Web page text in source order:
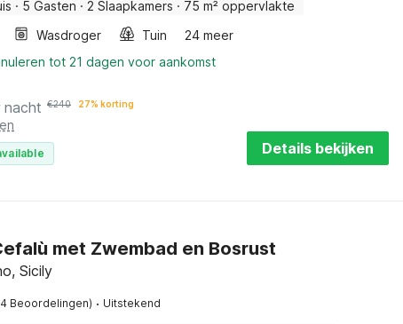
· 5 Gasten · 2 Slaapkamers · 75 m² oppervlakte
Wasdroger Tuin
24 meer
tot 21 dagen voor aankomst
nacht €240 27% korting
Details bekijken
met Zwembad en Bosrust
Sicily
Beoordelingen) · Uitstekend